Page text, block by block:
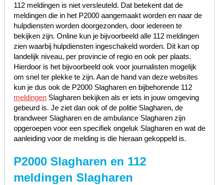
112 meldingen is niet versleuteld. Dat betekent dat de
meldingen die in het P2000 aangemaakt worden en naar de
hulpdiensten worden doorgezonden, door iedereen te
bekijken zijn. Online kun je bijvoorbeeld alle 112 meldingen
zien waarbij hulpdiensten ingeschakeld worden. Dit kan op
landelijk niveau, per provincie of regio en ook per plaats.
Hierdoor is het bijvoorbeeld ook voor journalisten mogelijk
om snel ter plekke te zijn. Aan de hand van deze websites
kun je dus ook de P2000 Slagharen en bijbehorende 112
meldingenSlagharen bekijken als er iets in jouw omgeving
gebeurd is. Je ziet dan ook of de politie Slagharen, de
brandweer Slagharen en de ambulance Slagharen zijn
opgeroepen voor een specifiek ongeluk Slagharen en wat de
aanleiding voor de melding is die hieraan gekoppeld is.
P2000 Slagharen en 112
meldingen Slagharen